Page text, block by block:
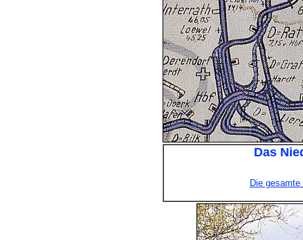
Das
Die